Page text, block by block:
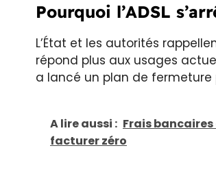
Pourquoi l’ADSL
L’État et les autorités
répond plus aux usages
a lancé un plan de fermeture
A lire aussi : Frais
facturer zéro